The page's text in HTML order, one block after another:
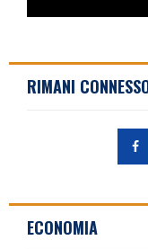
RIMANI
ECONOMIA